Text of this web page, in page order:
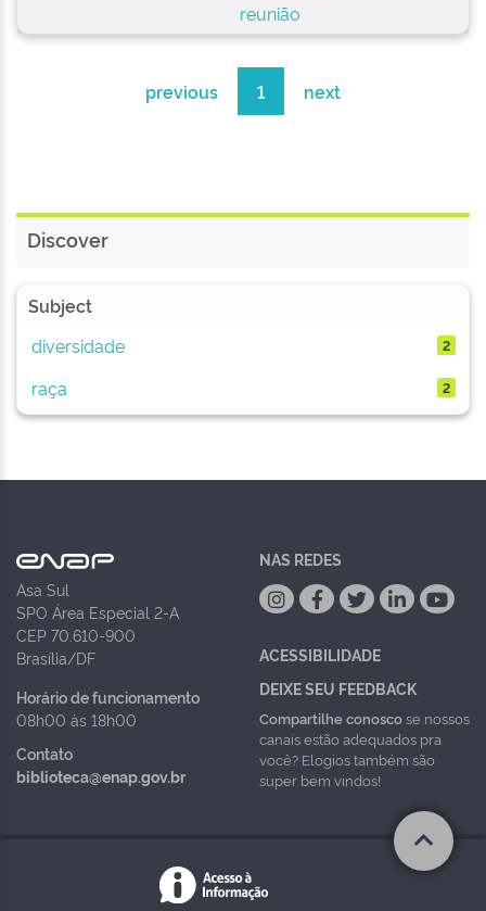
reunião
previous 1 next
Discover
Subject
diversidade
2
raça 2
Asa Sul
SPO Área Especial 2-A
CEP 70.610-900
Brasília/DF
Horário de funcionamento
08h00 às 18h00
Contato
biblioteca@enap.gov.br
NAS REDES
ACESSIBILIDADE
DEIXE SEU FEEDBACK
Compartilhe conoscose nossos
canais estão adequados pra
você? Elogios também são
super bem vindos!